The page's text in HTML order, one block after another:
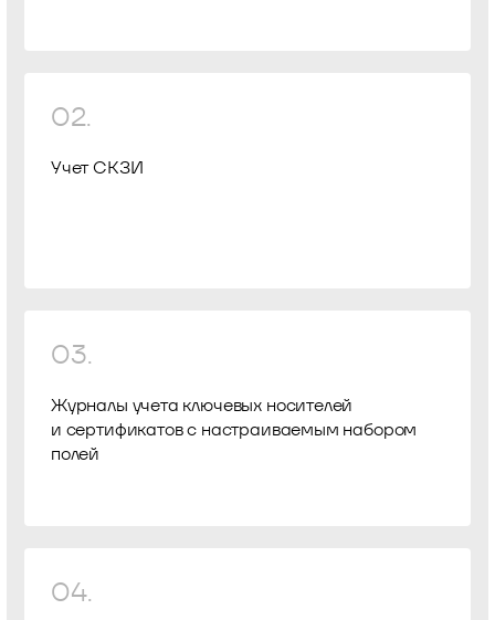
02.
Учет СКЗИ
03.
Журналы учета ключевых носителей
и сертификатов с настраиваемым набором
полей
04.